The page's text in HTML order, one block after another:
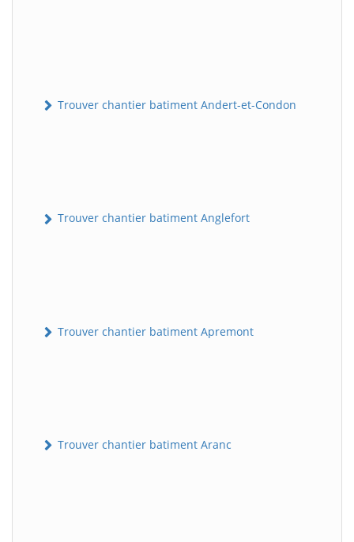
Trouver chantier batiment Andert-et-Condon
Trouver chantier batiment Anglefort
Trouver chantier batiment Apremont
Trouver chantier batiment Aranc